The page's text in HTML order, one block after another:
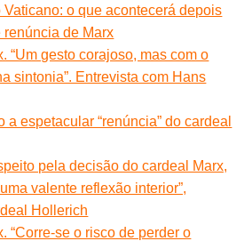
Vaticano: o que acontecerá depois
renúncia de Marx
“Um gesto corajoso, mas com o
sintonia”. Entrevista com Hans
a espetacular “renúncia” do cardeal
pela decisão do cardeal Marx,
valente reflexão interior”,
Hollerich
“Corre-se o risco de perder o